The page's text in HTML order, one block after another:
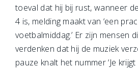
toeval dat hij bij rust, wanneer
4 is, melding maakt van ‘een
voetbalmiddag.’ Er zijn mensen
verdenken dat hij de muziek
pauze knalt het nummer ‘Je